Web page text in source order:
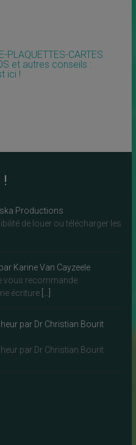
PLAQUETTES-CARTES
et autres conseils :
ici !
Productions
de louer ou télécharger les
Karine Van Cayzeele
vous recommande
écriture
par Dr Christian Bourit
par Dr Christian Bourit